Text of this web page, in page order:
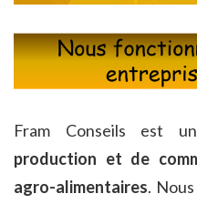
Fram Conseils est
production et de
agro-alimentaires.